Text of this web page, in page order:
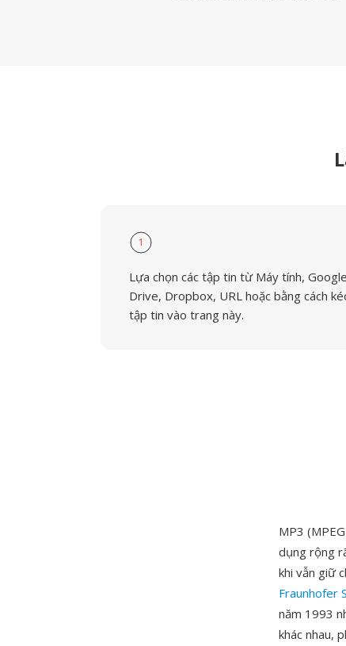
1
Lựa chọn các tập tin từ Máy tính, Google
Drive, Dropbox, URL hoặc bằng cách
tập tin vào trang này.
MP3
dụng rộng
khi vẫn giữ
Fraunhofer
năm 1993
khác nhau,